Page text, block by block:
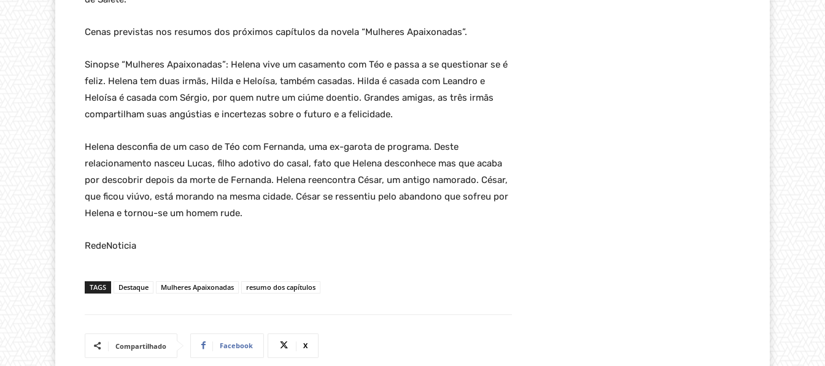
Cenas previstas nos resumos dos próximos capítulos da novela “Mulheres Apaixonadas”.
Sinopse “Mulheres Apaixonadas”: Helena vive um casamento com Téo e passa a se questionar se é
feliz. Helena tem duas irmãs, Hilda e Heloísa, também casadas. Hilda é casada com Leandro e
Heloísa é casada com Sérgio, por quem nutre um ciúme doentio. Grandes amigas, as três irmãs
compartilham suas angústias e incertezas sobre o futuro e a felicidade.
Helena desconfia de um caso de Téo com Fernanda, uma ex-garota de programa. Deste
relacionamento nasceu Lucas, filho adotivo do casal, fato que Helena desconhece mas que acaba
por descobrir depois da morte de Fernanda. Helena reencontra César, um antigo namorado. César,
que ficou viúvo, está morando na mesma cidade. César se ressentiu pelo abandono que sofreu por
Helena e tornou-se um homem rude.
RedeNoticia
TAGS Destaque Mulheres Apaixonadas resumo dos capítulos
Compartilhado Facebook X